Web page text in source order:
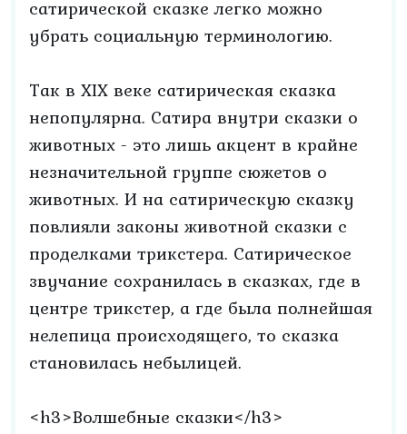
сатирической сказке легко можно
убрать социальную терминологию.
Так в XIX веке сатирическая сказка
непопулярна. Сатира внутри сказки о
животных - это лишь акцент в крайне
незначительной группе сюжетов о
животных. И на сатирическую сказку
повлияли законы животной сказки с
проделками трикстера. Сатирическое
звучание сохранилась в сказках, где в
центре трикстер, а где была полнейшая
нелепица происходящего, то сказка
становилась небылицей.
<h3>Волшебные сказки</h3>